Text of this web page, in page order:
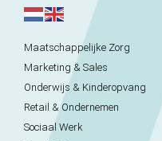
Maatschappelijke Zorg
Marketing & Sales
Onderwijs & Kinderopvang
Retail & Ondernemen
Sociaal Werk